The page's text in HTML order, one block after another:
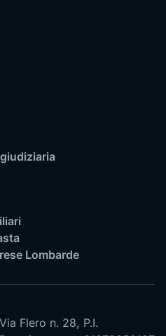
Lombarde
Via Flero n. 28, P.I.